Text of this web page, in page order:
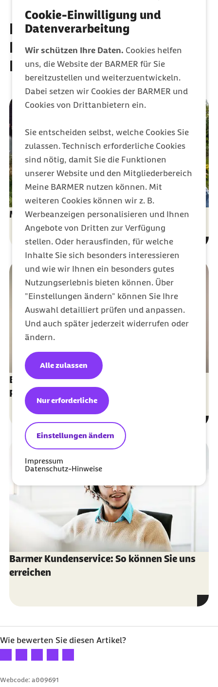
Cookie-Einwilligung und
Datenverarbeitung
Wir schützen Ihre Daten. Cookies helfen
uns, die Website der BARMER für Sie
bereitzustellen und weiterzuentwickeln.
Dabei setzen wir Cookies der BARMER und
Cookies von Drittanbietern ein.
Sie entscheiden selbst, welche Cookies Sie
zulassen. Technisch erforderliche Cookies
sind nötig, damit Sie die Funktionen
unserer Website und den Mitgliederbereich
Meine BARMER nutzen können. Mit
weiteren Cookies können wir z. B.
Werbeanzeigen personalisieren und Ihnen
Angebote von Dritten zur Verfügung
stellen. Oder herausfinden, für welche
Inhalte Sie sich besonders interessieren
und wie wir Ihnen ein besonders gutes
Nutzungserlebnis bieten können. Über
"Einstellungen ändern" können Sie Ihre
Auswahl detailliert prüfen und anpassen.
Und auch später jederzeit widerrufen oder
ändern.
Einstellungen ändern
Nur erforderliche
Alle zulassen
Impressum
Datenschutz-Hinweise
Entdecken Sie weitere
Leistungen der Barmer
Krankenversicherung
Meine Barmer: Anliegen direkt online lösen
Barmer eCare: Die App für Ihre elektronische
Patientenakte
Barmer Kundenservice: So können Sie uns
erreichen
Wie bewerten Sie diesen Artikel?
Ihre Bewertung: 1 Stern
Ihre Bewertung: 2 Sterne
Ihre Bewertung: 3 Sterne
Ihre Bewertung: 4 Sterne
Ihre Bewertung: 5 Sterne
Webcode: a009691